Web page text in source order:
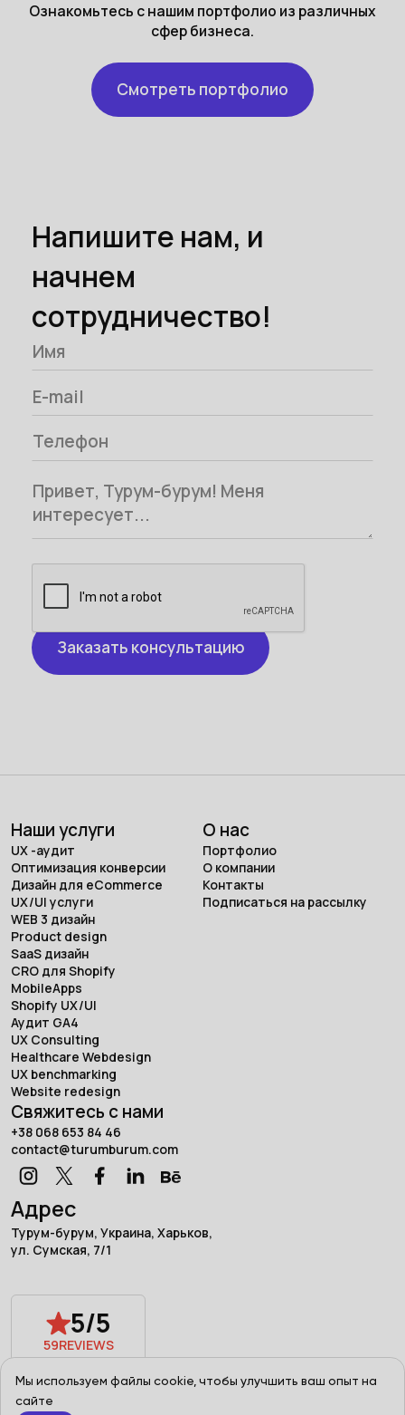
Мы используем файлы cookie, чтобы улучшить ваш опыт на
сайте
Ознакомьтесь с нашим портфолио из различных
сфер бизнеса.
Смотреть портфолио
Напишите нам, и
начнем
сотрудничество!
Наши услуги
UX -аудит
Оптимизация конверсии
Дизайн для eCommerce
UX/UI услуги
WEB 3 дизайн
Product design
SaaS дизайн
CRO для Shopify
MobileApps
Shopify UX/UI
Аудит GA4
UX Consulting
Healthcare Webdesign
UX benchmarking
Website redesign
О нас
Портфолио
О компании
Контакты
Подписаться на рассылку
Свяжитесь с нами
+38 068 653 84 46
contact@turumburum.com
Адрес
Турум-бурум, Украина, Харьков,
ул. Сумская, 7/1
5/5
59REVIEWS
Powered by